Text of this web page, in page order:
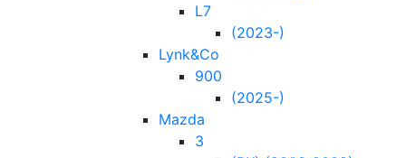
L7
(2023-)
Lynk&Co
900
(2025-)
Mazda
3